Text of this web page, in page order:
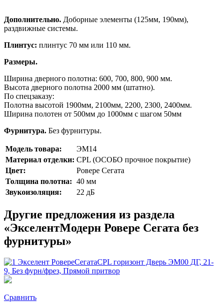
Дополнительно. Доборные элементы (125мм, 190мм),
раздвижные системы.
Плинтус: плинтус 70 мм или 110 мм.
Размеры.
Ширина дверного полотна: 600, 700, 800, 900 мм.
Высота дверного полотна 2000 мм (штатно).
По спецзаказу:
Полотна высотой 1900мм, 2100мм, 2200, 2300, 2400мм.
Ширина полотен от 500мм до 1000мм с шагом 50мм
Фурнитура. Без фурнитуры.
Модель товара:
ЭМ14
Материал отделки: CPL (ОСОБО прочное покрытие)
Цвет:
Ровере Сегата
Толщина полотна: 40 мм
Звукоизоляция:
22 дБ
Другие предложения из раздела
«ЭкселентМодерн Ровере Сегата без
фурнитуры»
Сравнить